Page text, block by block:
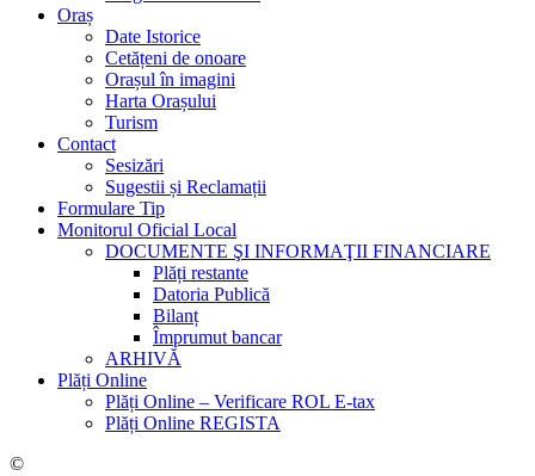
Oraș
Date Istorice
Cetățeni de onoare
Orașul în imagini
Harta Orașului
Turism
Contact
Sesizări
Sugestii și Reclamații
Formulare Tip
Monitorul Oficial Local
DOCUMENTE ŞI INFORMAŢII FINANCIARE
Plăți restante
Datoria Publică
Bilanț
Împrumut bancar
ARHIVĂ
Plăți Online
Plăți Online – Verificare ROL E-tax
Plăți Online REGISTA
©